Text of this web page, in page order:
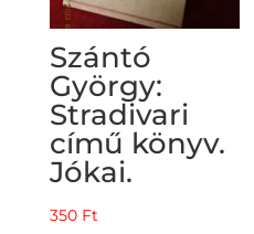
Szántó
György:
Stradivari
című könyv.
Jókai.
350 Ft